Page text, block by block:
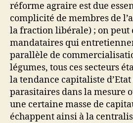
réforme agraire est due
complicité de membres de
la fraction libérale) ; on peut
mandataires qui
parallèle de
légumes, tous ces secteurs
la tendance capitaliste
parasitaires dans la mesure
une certaine masse de
échappent ainsi à la